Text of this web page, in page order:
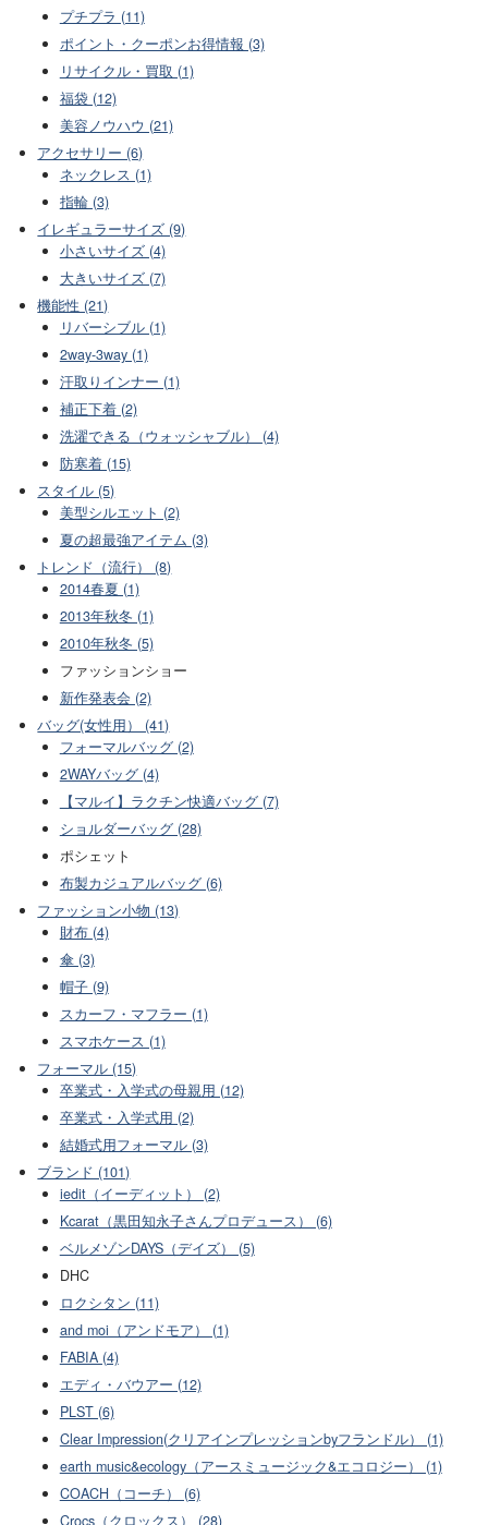
プチプラ (11)
ポイント・クーポンお得情報 (3)
リサイクル・買取 (1)
福袋 (12)
美容ノウハウ (21)
アクセサリー (6)
ネックレス (1)
指輪 (3)
イレギュラーサイズ (9)
小さいサイズ (4)
大きいサイズ (7)
機能性 (21)
リバーシブル (1)
2way-3way (1)
汗取りインナー (1)
補正下着 (2)
洗濯できる（ウォッシャブル） (4)
防寒着 (15)
スタイル (5)
美型シルエット (2)
夏の超最強アイテム (3)
トレンド（流行） (8)
2014春夏 (1)
2013年秋冬 (1)
2010年秋冬 (5)
ファッションショー
新作発表会 (2)
バッグ(女性用） (41)
フォーマルバッグ (2)
2WAYバッグ (4)
【マルイ】ラクチン快適バッグ (7)
ショルダーバッグ (28)
ポシェット
布製カジュアルバッグ (6)
ファッション小物 (13)
財布 (4)
傘 (3)
帽子 (9)
スカーフ・マフラー (1)
スマホケース (1)
フォーマル (15)
卒業式・入学式の母親用 (12)
卒業式・入学式用 (2)
結婚式用フォーマル (3)
ブランド (101)
iedit（イーディット） (2)
Kcarat（黒田知永子さんプロデュース） (6)
ベルメゾンDAYS（デイズ） (5)
DHC
ロクシタン (11)
and moi（アンドモア） (1)
FABIA (4)
エディ・バウアー (12)
PLST (6)
Clear Impression(クリアインプレッションbyフランドル） (1)
earth music&ecology（アースミュージック&エコロジー） (1)
COACH（コーチ） (6)
Crocs（クロックス） (28)